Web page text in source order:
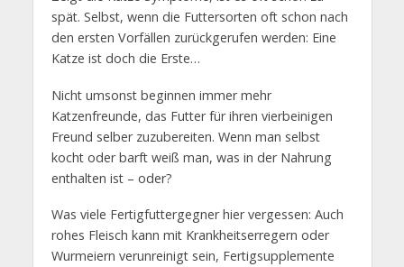
spät. Selbst, wenn die Futtersorten oft schon nach
den ersten Vorfällen zurückgerufen werden: Eine
Katze ist doch die Erste…
Nicht umsonst beginnen immer mehr
Katzenfreunde, das Futter für ihren vierbeinigen
Freund selber zuzubereiten. Wenn man selbst
kocht oder barft weiß man, was in der Nahrung
enthalten ist – oder?
Was viele Fertigfuttergegner hier vergessen: Auch
rohes Fleisch kann mit Krankheitserregern oder
Wurmeiern verunreinigt sein, Fertigsupplemente